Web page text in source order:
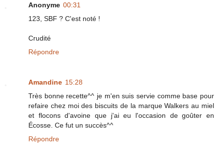
Anonyme 00:31
123, SBF ? C'est noté !
Crudité
Répondre
Amandine 15:28
Très bonne recette^^ je m'en suis servie comme base pour
refaire chez moi des biscuits de la marque Walkers au miel
et flocons d'avoine que j'ai eu l'occasion de goûter en
Écosse. Ce fut un succès^^
Répondre